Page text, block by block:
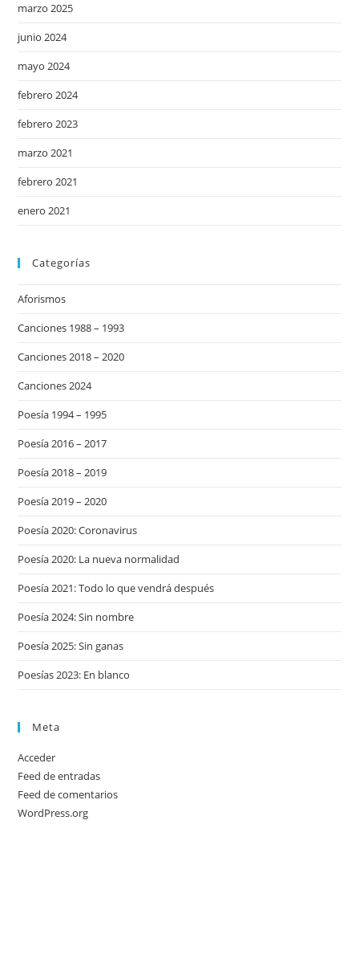
marzo 2025
junio 2024
mayo 2024
febrero 2024
febrero 2023
marzo 2021
febrero 2021
enero 2021
Categorías
Aforismos
Canciones 1988 – 1993
Canciones 2018 – 2020
Canciones 2024
Poesía 1994 – 1995
Poesía 2016 – 2017
Poesía 2018 – 2019
Poesía 2019 – 2020
Poesía 2020: Coronavirus
Poesía 2020: La nueva normalidad
Poesía 2021: Todo lo que vendrá después
Poesía 2024: Sin nombre
Poesía 2025: Sin ganas
Poesías 2023: En blanco
Meta
Acceder
Feed de entradas
Feed de comentarios
WordPress.org